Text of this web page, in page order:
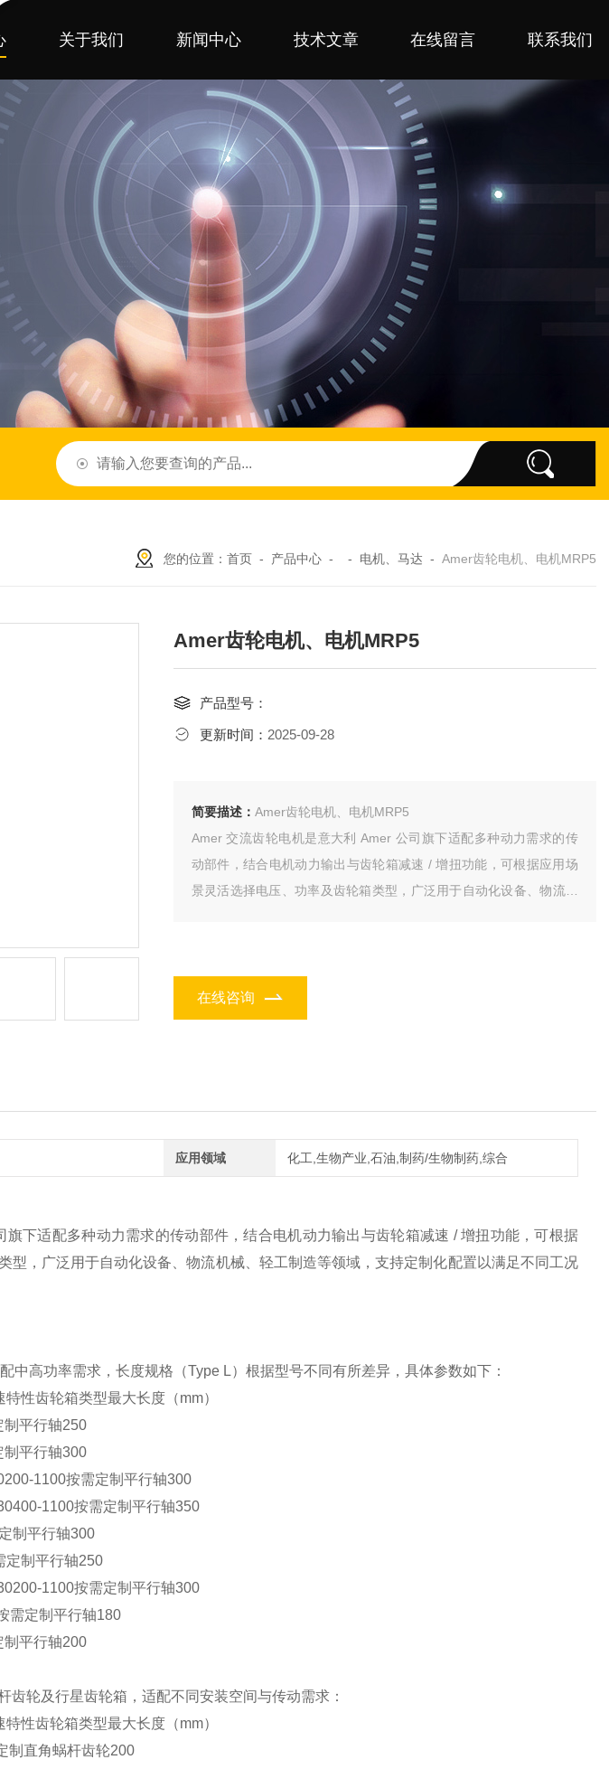
关于我们 新闻中心 技术文章 在线留言 联系我们
您的位置： 首页 - 产品中心 - - 电机、马达 - Amer齿轮电机、电机MRP5
Amer齿轮电机、电机MRP5
产品型号：
更新时间： 2025-09-28
简要描述： Amer齿轮电机、电机MRP5
Amer 交流齿轮电机是意大利 Amer 公司旗下适配多种动力需求的传
动部件，结合电机动力输出与齿轮箱减速 / 增扭功能，可根据应用场
景灵活选择电压、功率及齿轮箱类型，广泛用于自动化设备、物流机
在线咨询
应用领域 化工,生物产业,石油,制药/生物制药,综合
旗下适配多种动力需求的传动部件，结合电机动力输出与齿轮箱减速 / 增扭功能，可根据
型，广泛用于自动化设备、物流机械、轻工制造等领域，支持定制化配置以满足不同工况
中高功率需求，长度规格（Type L）根据型号不同有所差异，具体参数如下：
特性齿轮箱类型最大长度（mm）
平行轴250
平行轴300
200-1100按需定制 平行轴300
400-1100按需定制 平行轴350
制 平行轴300
定制 平行轴250
200-1100按需定制 平行轴300
需定制 平行轴180
平行轴200
齿轮及行星齿轮箱，适配不同安装空间与传动需求：
特性齿轮箱类型最大长度（mm）
制 直角蜗杆齿轮200